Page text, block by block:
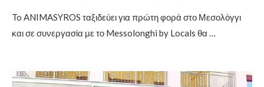
To ANIMASYROS ταξιδεύει για πρώτη φορά στο Μεσολόγγι
και σε συνεργασία με το Messolonghi by Locals θα …